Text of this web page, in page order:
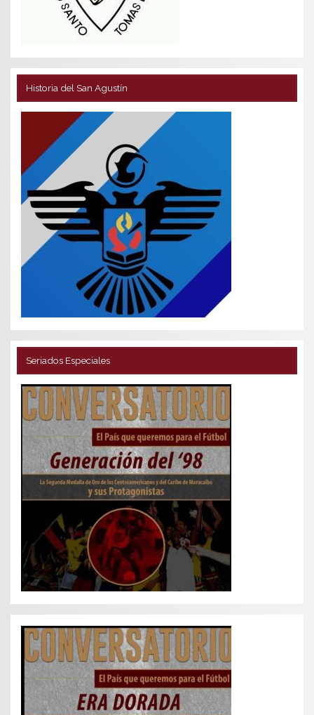
Historia del San Agustín
Seriados Especiales